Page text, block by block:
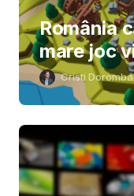
România
mare joc
Cristi